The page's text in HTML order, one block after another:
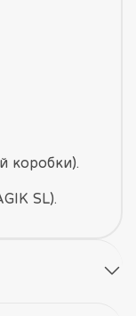
коробки).
SL).